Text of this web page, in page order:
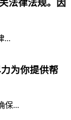
法律法规。因
...
为你提供帮
保...